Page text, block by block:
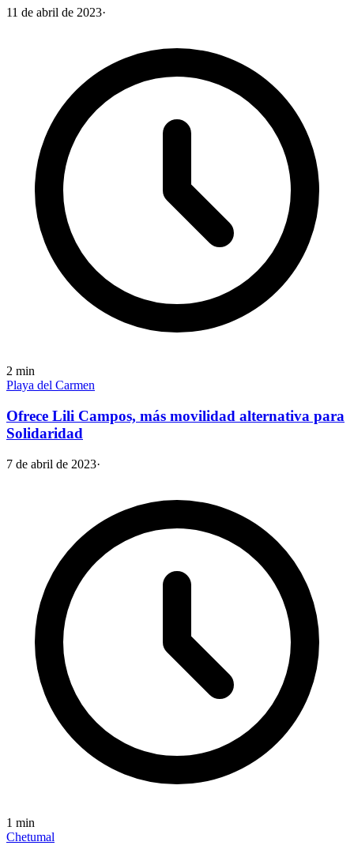
11 de abril de 2023·
2 min
Playa del Carmen
Ofrece Lili Campos, más movilidad alternativa para
Solidaridad
7 de abril de 2023·
1 min
Chetumal